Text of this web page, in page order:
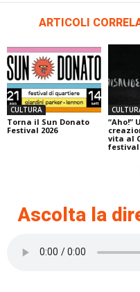
ARTICOLI
CULTURA
Torna il Sun Donato
Festival 2026
“Aho!”
vita al
festival
Ascolta la